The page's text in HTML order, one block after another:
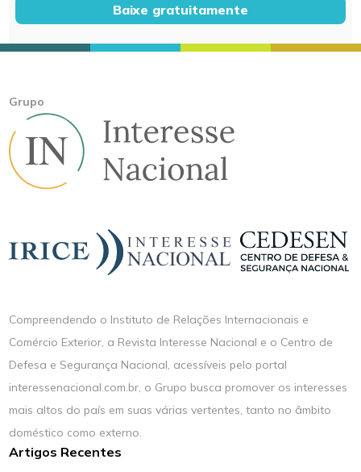
Baixe gratuitamente
Grupo
Compreendendo o Instituto de Relações Internacionais e
Comércio Exterior, a Revista Interesse Nacional e o Centro de
Defesa e Segurança Nacional, acessíveis pelo portal
interessenacional.com.br, o Grupo busca promover os interesses
mais altos do país em suas várias vertentes, tanto no âmbito
doméstico como externo.
Artigos Recentes